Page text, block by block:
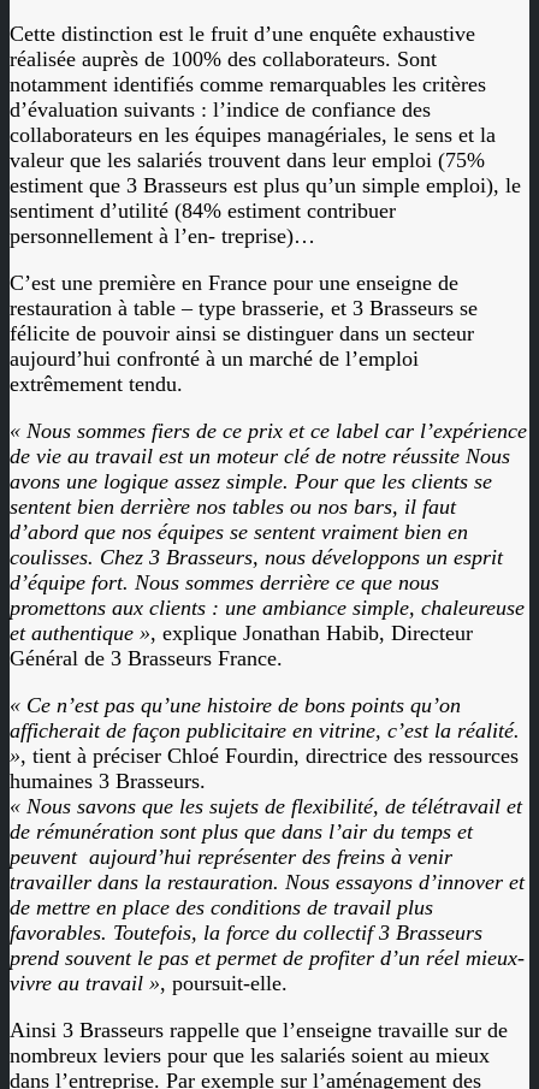
Cette distinction est le fruit d’une enquête exhaustive
réalisée auprès de 100% des collaborateurs. Sont
notamment identifiés comme remarquables les critères
d’évaluation suivants : l’indice de confiance des
collaborateurs en les équipes managériales, le sens et la
valeur que les salariés trouvent dans leur emploi (75%
estiment que 3 Brasseurs est plus qu’un simple emploi), le
sentiment d’utilité (84% estiment contribuer
personnellement à l’en- treprise)…
C’est une première en France pour une enseigne de
restauration à table – type brasserie, et 3 Brasseurs se
félicite de pouvoir ainsi se distinguer dans un secteur
aujourd’hui confronté à un marché de l’emploi
extrêmement tendu.
« Nous sommes fiers de ce prix et ce label car l’expérience
de vie au travail est un moteur clé de notre réussite Nous
avons une logique assez simple. Pour que les clients se
sentent bien derrière nos tables ou nos bars, il faut
d’abord que nos équipes se sentent vraiment bien en
coulisses. Chez 3 Brasseurs, nous développons un esprit
d’équipe fort. Nous sommes derrière ce que nous
promettons aux clients : une ambiance simple, chaleureuse
et authentique », explique Jonathan Habib, Directeur
Général de 3 Brasseurs France.
« Ce n’est pas qu’une histoire de bons points qu’on
afficherait de façon publicitaire en vitrine, c’est la réalité.
», tient à préciser Chloé Fourdin, directrice des ressources
humaines 3 Brasseurs.
« Nous savons que les sujets de flexibilité, de télétravail et
de rémunération sont plus que dans l’air du temps et
peuvent aujourd’hui représenter des freins à venir
travailler dans la restauration. Nous essayons d’innover et
de mettre en place des conditions de travail plus
favorables. Toutefois, la force du collectif 3 Brasseurs
prend souvent le pas et permet de profiter d’un réel mieux-
vivre au travail », poursuit-elle.
Ainsi 3 Brasseurs rappelle que l’enseigne travaille sur de
nombreux leviers pour que les salariés soient au mieux
dans l’entreprise. Par exemple sur l’aménagement des